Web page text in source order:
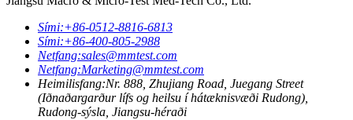
Sími:+86-0512-8816-6813
Sími:+86-400-805-2988
Netfang:sales@mmtest.com
Netfang:Marketing@mmtest.com
Heimilisfang:Nr. 888, Zhujiang Road, Juegang Street
(Iðnaðargarður lífs og heilsu í hátæknisvæði Rudong),
Rudong-sýsla, Jiangsu-héraði